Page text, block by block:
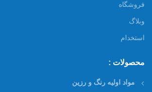
فروشگاه
وبلاگ
استخدام
محصولات :
مواد اولیه رنگ و رزین